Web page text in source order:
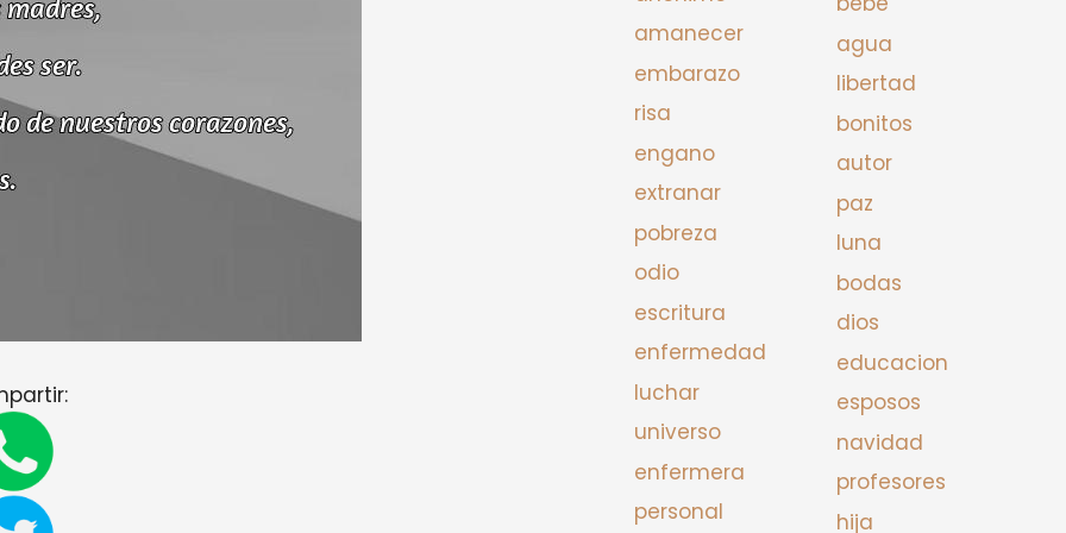
amanecer
embarazo
risa
engano
extranar
pobreza
odio
escritura
enfermedad
luchar
universo
enfermera
personal
agua
libertad
bonitos
autor
paz
luna
bodas
dios
educacion
esposos
navidad
profesores
hija